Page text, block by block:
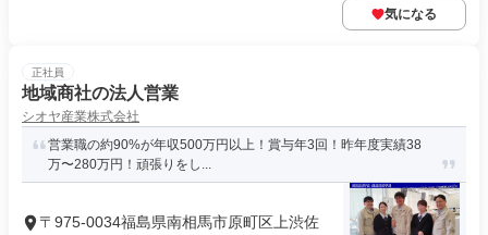
気になる
正社員
地域商社の法人営業
シオヤ産業株式会社
営業職の約90%が年収500万円以上！賞与年3回！昨年度実績38
万〜280万円！頑張りをし...
〒975-0034福島県南相馬市原町区上渋佐